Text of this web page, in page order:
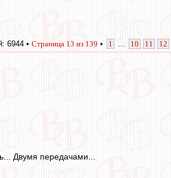
6944 • Страница 13 из 139 • 1 10 11 12
Двумя передачами...